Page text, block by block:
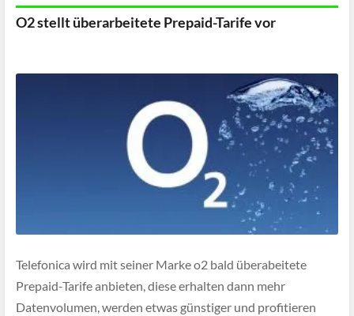
O2 stellt überarbeitete Prepaid-Tarife vor
Telefonica wird mit seiner Marke o2 bald überabeitete
Prepaid-Tarife anbieten, diese erhalten dann mehr
Datenvolumen, werden etwas günstiger und profitieren